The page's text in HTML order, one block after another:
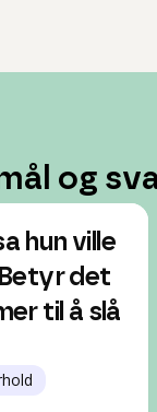
og
hun ville
det
til å slå